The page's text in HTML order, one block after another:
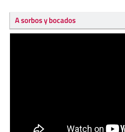
A sorbos y bocados